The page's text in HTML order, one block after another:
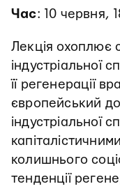
Час: 10 червня,
Лекція охоплює
індустріальної
її регенерації
європейський
індустріальної
колишнього
тенденції